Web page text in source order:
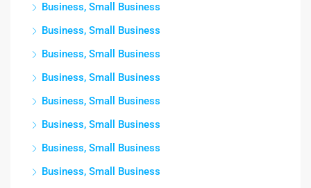
Business, Small Business
Business, Small Business
Business, Small Business
Business, Small Business
Business, Small Business
Business, Small Business
Business, Small Business
Business, Small Business